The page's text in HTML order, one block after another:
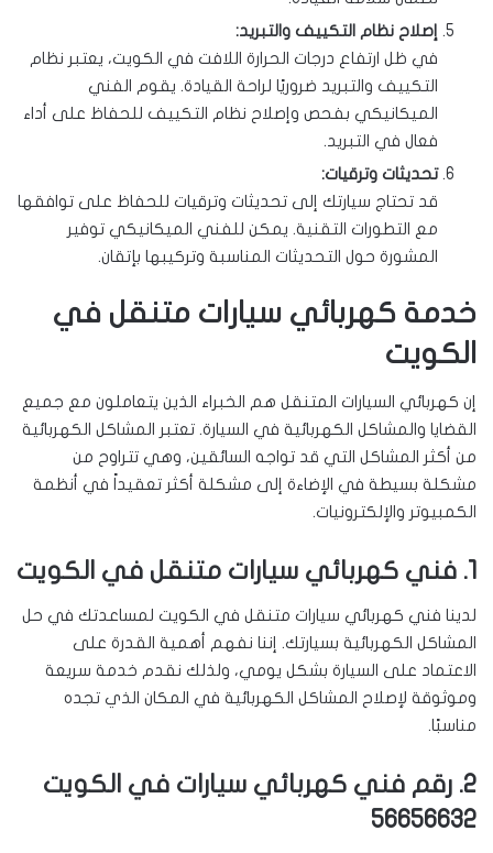
إصلاح نظام التكييف والتبريد:
في ظل ارتفاع درجات الحرارة اللافت في الكويت، يعتبر نظام
التكييف والتبريد ضروريًا لراحة القيادة. يقوم الفني
الميكانيكي بفحص وإصلاح نظام التكييف للحفاظ على أداء
فعال في التبريد.
تحديثات وترقيات:
قد تحتاج سيارتك إلى تحديثات وترقيات للحفاظ على توافقها
مع التطورات التقنية. يمكن للفني الميكانيكي توفير
المشورة حول التحديثات المناسبة وتركيبها بإتقان.
خدمة كهربائي سيارات متنقل في
الكويت
إن كهربائي السيارات المتنقل هم الخبراء الذين يتعاملون مع جميع
القضايا والمشاكل الكهربائية في السيارة. تعتبر المشاكل الكهربائية
من أكثر المشاكل التي قد تواجه السائقين، وهي تتراوح من
مشكلة بسيطة في الإضاءة إلى مشكلة أكثر تعقيداً في أنظمة
الكمبيوتر والإلكترونيات.
1. فني كهربائي سيارات متنقل في الكويت
لدينا فني كهربائي سيارات متنقل في الكويت لمساعدتك في حل
المشاكل الكهربائية بسيارتك. إننا نفهم أهمية القدرة على
الاعتماد على السيارة بشكل يومي، ولذلك نقدم خدمة سريعة
وموثوقة لإصلاح المشاكل الكهربائية في المكان الذي تجده
مناسبًا.
2. رقم فني كهربائي سيارات في الكويت
56656632